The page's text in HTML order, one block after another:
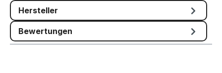
Hersteller
Bewertungen